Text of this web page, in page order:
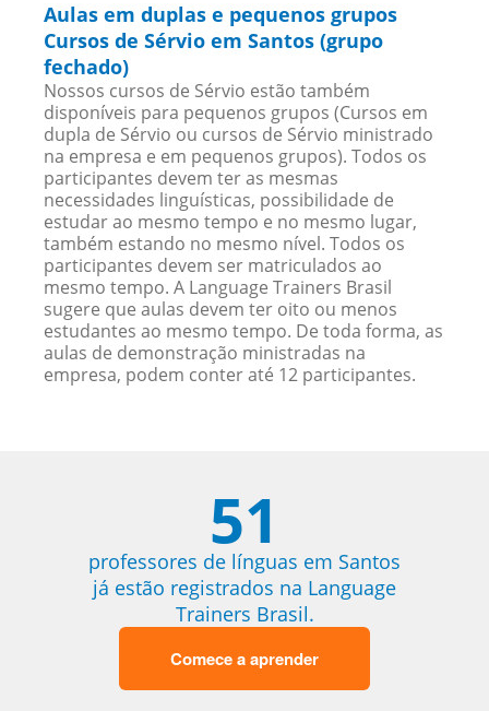
Aulas em duplas e pequenos grupos
Cursos de Sérvio em Santos (grupo
fechado)
Nossos cursos de Sérvio estão também
disponíveis para pequenos grupos (Cursos em
dupla de Sérvio ou cursos de Sérvio ministrado
na empresa e em pequenos grupos). Todos os
participantes devem ter as mesmas
necessidades linguísticas, possibilidade de
estudar ao mesmo tempo e no mesmo lugar,
também estando no mesmo nível. Todos os
participantes devem ser matriculados ao
mesmo tempo. A Language Trainers Brasil
sugere que aulas devem ter oito ou menos
estudantes ao mesmo tempo. De toda forma, as
aulas de demonstração ministradas na
empresa, podem conter até 12 participantes.
51
professores de línguas em Santos
já estão registrados na Language
Trainers Brasil.
Comece a aprender